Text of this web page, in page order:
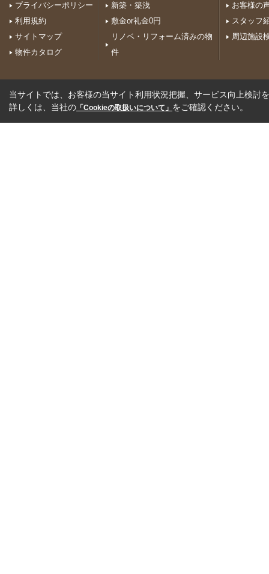
プライバシーポリシー
利用規約
サイトマップ
物件カタログ
新築・築浅
敷金or礼金0円
リノベ・リフォーム済みの物
件
お客様の
スタッフ
周辺施設
当サイトでは、お客様の当サイト利用状況把握、サービス向上検討
詳しくは、当社の 「Cookieの取扱いについて」 をご確認ください。